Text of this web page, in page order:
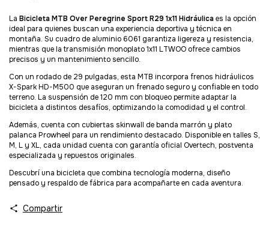
La Bicicleta MTB Over Peregrine Sport R29 1x11 Hidráulicaes la opción
ideal para quienes buscan una experiencia deportiva y técnica en
montaña. Su cuadro de aluminio 6061 garantiza ligereza y resistencia,
mientras que la transmisión monoplato 1x11 LTWOO ofrece cambios
precisos y un mantenimiento sencillo.
Con un rodado de 29 pulgadas, esta MTB incorpora frenos hidráulicos
X-Spark HD-M500 que aseguran un frenado seguro y confiable en todo
terreno. La suspensión de 120 mm con bloqueo permite adaptar la
bicicleta a distintos desafíos, optimizando la comodidad y el control.
Además, cuenta con cubiertas skinwall de banda marrón y plato
palanca Prowheel para un rendimiento destacado. Disponible en talles S,
M, L y XL, cada unidad cuenta con garantía oficial Overtech, postventa
especializada y repuestos originales.
Descubrí una bicicleta que combina tecnología moderna, diseño
pensado y respaldo de fábrica para acompañarte en cada aventura.
Compartir